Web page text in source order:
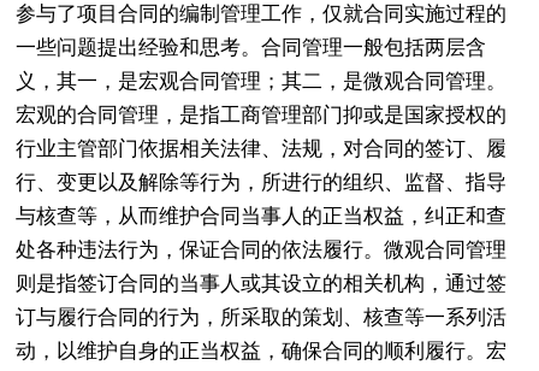
参与了项目合同的编制管理工作，仅就合同实施过程的
一些问题提出经验和思考。合同管理一般包括两层含
义，其一，是宏观合同管理；其二，是微观合同管理。
宏观的合同管理，是指工商管理部门抑或是国家授权的
行业主管部门依据相关法律、法规，对合同的签订、履
行、变更以及解除等行为，所进行的组织、监督、指导
与核查等，从而维护合同当事人的正当权益，纠正和查
处各种违法行为，保证合同的依法履行。微观合同管理
则是指签订合同的当事人或其设立的相关机构，通过签
订与履行合同的行为，所采取的策划、核查等一系列活
动，以维护自身的正当权益，确保合同的顺利履行。宏